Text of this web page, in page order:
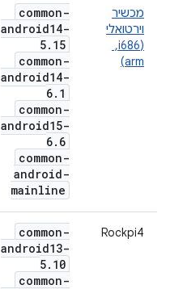
מכשיר
וירטואלי
(i686, ‏
arm)
common-
android14-
5. 15
common-
android14-
6. 1
common-
android15-
6. 6
common-
android-
mainline
Rockpi4
common-
android13-
5. 10
common-